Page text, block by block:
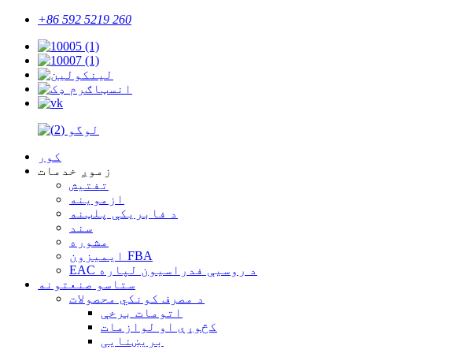
+86 592 5219 260
کور
زموږ خدمات
تفتیش
ازموینه
د فابریکې پلټنه
سند
مشوره
ایمیزون FBA
EAC د روسیې فدراسیون لپاره
ستاسو صنعتونه
د مصرف کونکي محصولات
اتومات برخې
کڅوړې او لوازمات
بریښنایی